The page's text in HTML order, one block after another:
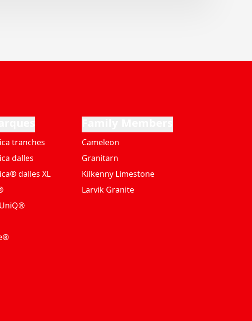
tranches
dalles
dalles XL
Cameleon
Granitarn
Kilkenny Limestone
Larvik Granite